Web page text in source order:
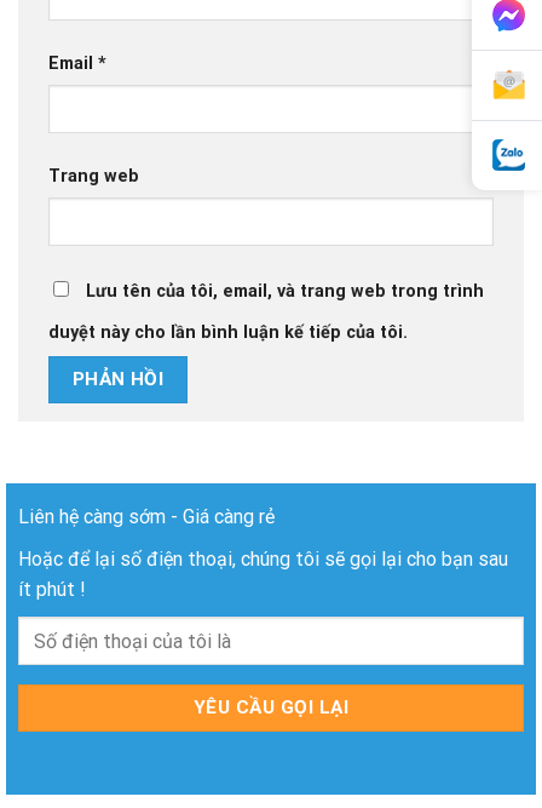
Email *
Trang web
Lưu tên của tôi, email, và trang web trong trình
duyệt này cho lần bình luận kế tiếp của tôi.
Liên hệ càng sớm - Giá càng rẻ
Hoặc để lại số điện thoại, chúng tôi sẽ gọi lại cho bạn sau
ít phút !